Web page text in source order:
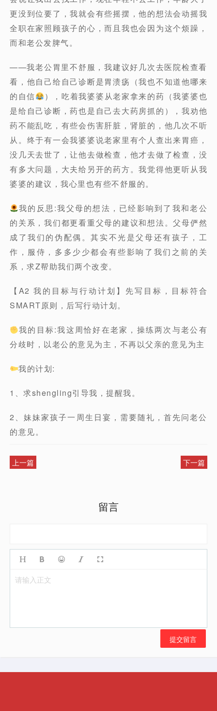
更没到位要了，我就会有些摇摆，他的想法会动摇我
全职在家照顾孩子的心，而且我也会因为这个烦躁，
而和老公发脾气。
——我老公胃里不舒服，我建议好几次去医院检查看
看，他自己给自己诊断是胃溃疡（我也不知道他哪来
的自信
），吃着我婆婆从老家拿来的药（我婆婆也
是给自己诊断，药也是自己去大药房抓的），我劝他
药不能乱吃，有些会伤害肝脏，肾脏的，他几次不听
从。终于有一会我婆婆说老家里有个人查出来胃癌，
没几天去世了，让他去做检查，他才去做了检查，没
有多大问题，大夫给另开的药方。我觉得他更听从我
婆婆的建议，我心里也有些不舒服的。
我的反思:我父母的想法，已经影响到了我和老公
的关系，我们都更看重父母的建议和想法。父母俨然
成了我们的伪配偶。其实不光是父母还有孩子，工
作，服侍，多多少少都会有些影响了我们之前的关
系，求Z帮助我们两个改变。
【A2 我的目标与行动计划】先写目标，目标符合
SMART原则，后写行动计划。
我的目标:我这周恰好在老家，操练两次与老公有
分歧时，以老公的意见为主，不再以父亲的意见为主
我的计划:
1、求shengling引导我，提醒我。
2、妹妹家孩子一周生日宴，需要随礼，首先问老公
的意见。
上一篇 下一篇
留言
请输入正文
提交留言